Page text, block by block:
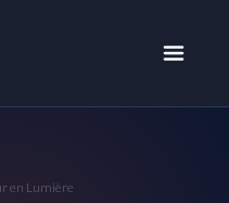
en Lumière